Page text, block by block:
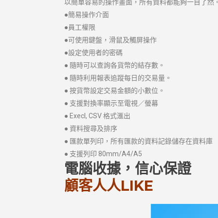
以簡單容易的操作畫面，所有資料都能夠一目了然
●簡易操作介面
●員工權限
●可使用鍵盤，滑鼠及觸屏操作
●設定使用者的密碼
● 隨時可以查詢各貨幣的結存數。
● 隨時利用報表追蹤每日的交易量。
● 按貨幣設定交易金額的小數位。
● 支援對換率顯示至電視／螢幕
● Execl, CSV 格式滙出
● 資料搜尋及排序
● 匯款單列印，所有匯款的資料記錄儲存在資料庫
● 支援列印 80mm/A4/A5
電腦收據，信心保證
顧客人人LIKE